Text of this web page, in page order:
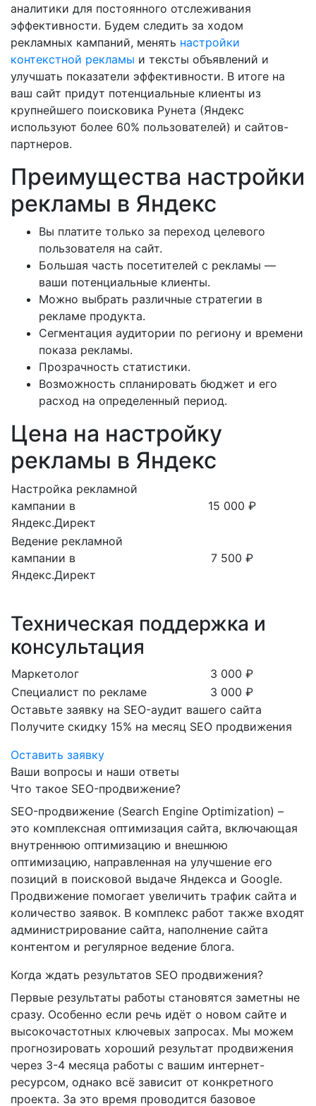
аналитики для постоянного отслеживания
эффективности. Будем следить за ходом
рекламных кампаний, менять настройки
контекстной рекламы и тексты объявлений и
улучшать показатели эффективности. В итоге на
ваш сайт придут потенциальные клиенты из
крупнейшего поисковика Рунета (Яндекс
используют более 60% пользователей) и сайтов-
партнеров.
Преимущества настройки
рекламы в Яндекс
Вы платите только за переход целевого
пользователя на сайт.
Большая часть посетителей с рекламы —
ваши потенциальные клиенты.
Можно выбрать различные стратегии в
рекламе продукта.
Сегментация аудитории по региону и времени
показа рекламы.
Прозрачность статистики.
Возможность спланировать бюджет и его
расход на определенный период.
Цена на настройку
рекламы в Яндекс
Настройка рекламной
кампании в
Яндекс.Директ
15 000 ₽
Ведение рекламной
кампании в
Яндекс.Директ
7 500 ₽
Техническая поддержка и
консультация
Маркетолог
3 000 ₽
Специалист по рекламе
3 000 ₽
Оставьте заявку на SEO-аудит вашего сайта
Получите скидку 15% на месяц SEO продвижения
Оставить заявку
Ваши вопросы и наши ответы
Что такое SEO-продвижение?
SEO-продвижение (Search Engine Optimization) –
это комплексная оптимизация сайта, включающая
внутреннюю оптимизацию и внешнюю
оптимизацию, направленная на улучшение его
позиций в поисковой выдаче Яндекса и Google.
Продвижение помогает увеличить трафик сайта и
количество заявок. В комплекс работ также входят
администрирование сайта, наполнение сайта
контентом и регулярное ведение блога.
Когда ждать результатов SEO продвижения?
Первые результаты работы становятся заметны не
сразу. Особенно если речь идёт о новом сайте и
высокочастотных ключевых запросах. Мы можем
прогнозировать хороший результат продвижения
через 3-4 месяца работы с вашим интернет-
ресурсом, однако всё зависит от конкретного
проекта. За это время проводится базовое